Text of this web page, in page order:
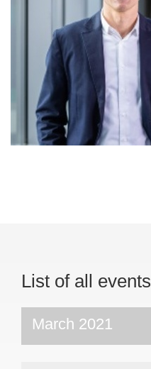
List of all events
March 2021